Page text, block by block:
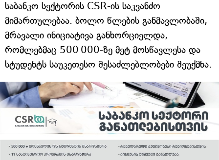
საბანკო სექტორის CSR-ის საკვანძო
მიმართულებაა. ბოლო წლების განმავლობაში,
მრავალი ინიციატივა განხორციელდა,
რომლებმაც 500 000-ზე მეტ მოსწავლესა და
სტუდენტს საუკეთესო შესაძლებლობები შეუქმნა.